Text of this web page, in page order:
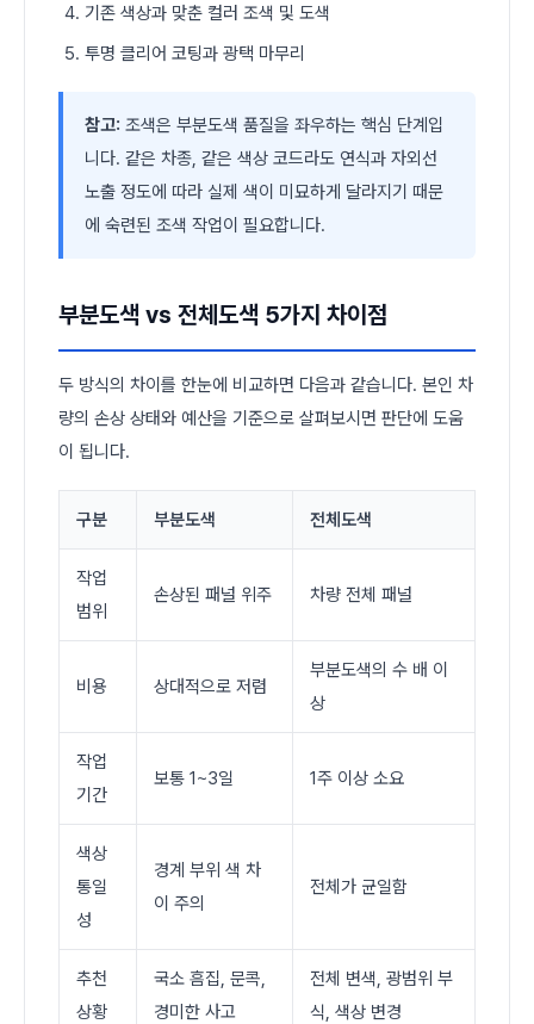
기존 색상과 맞춘 컬러 조색 및 도색
투명 클리어 코팅과 광택 마무리
참고: 조색은 부분도색 품질을 좌우하는 핵심 단계입
니다. 같은 차종, 같은 색상 코드라도 연식과 자외선
노출 정도에 따라 실제 색이 미묘하게 달라지기 때문
에 숙련된 조색 작업이 필요합니다.
부분도색 vs 전체도색 5가지 차이점
두 방식의 차이를 한눈에 비교하면 다음과 같습니다. 본인 차
량의 손상 상태와 예산을 기준으로 살펴보시면 판단에 도움
이 됩니다.
구분 부분도색 전체도색
작업
범위
손상된 패널 위주 차량 전체 패널
비용 상대적으로 저렴
부분도색의 수 배 이
상
작업
기간
보통 1~3일 1주 이상 소요
색상
통일
성
경계 부위 색 차
이 주의
전체가 균일함
추천
상황
국소 흠집, 문콕,
경미한 사고
전체 변색, 광범위 부
식, 색상 변경